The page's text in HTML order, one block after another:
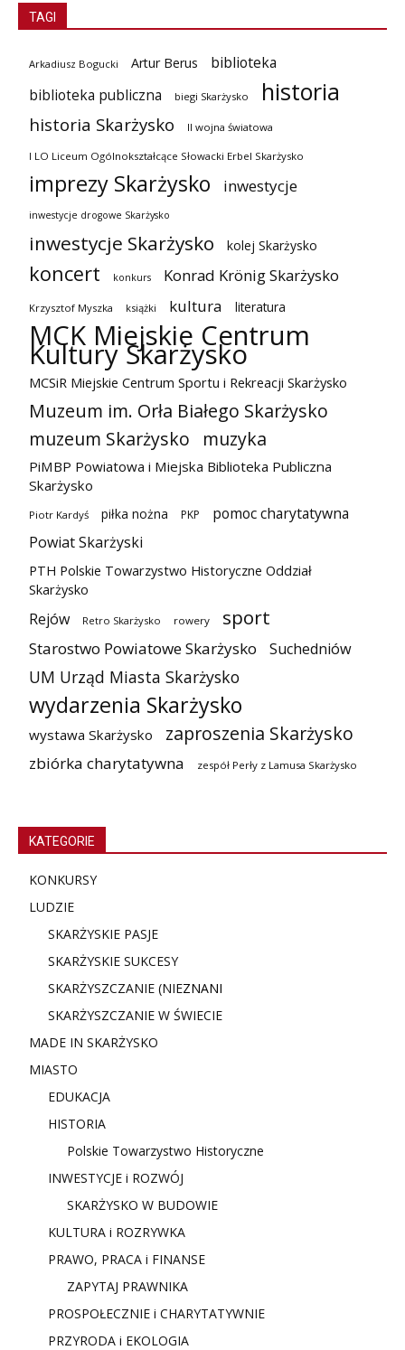
TAGI
Arkadiusz Bogucki Artur Berus
biblioteka
biblioteka publiczna
biegi Skarżysko historia
historia Skarżysko II wojna światowa
I LO Liceum Ogólnokształcące Słowacki Erbel Skarżysko
imprezy Skarżysko inwestycje
inwestycje drogowe Skarżysko
inwestycje Skarżysko kolej Skarżysko
koncert konkurs Konrad Krönig Skarżysko
Krzysztof Myszka książki kultura literatura
MCK Miejskie Centrum
Kultury Skarżysko
MCSiR Miejskie Centrum Sportu i Rekreacji Skarżysko
Muzeum im. Orła Białego Skarżysko
muzeum Skarżysko
muzyka
PiMBP Powiatowa i Miejska Biblioteka Publiczna
Skarżysko
Piotr Kardyś piłka nożna PKP
pomoc charytatywna
Powiat Skarżyski
PTH Polskie Towarzystwo Historyczne Oddział
Skarżysko
Rejów Retro Skarżysko rowery sport
Starostwo Powiatowe Skarżysko Suchedniów
UM Urząd Miasta Skarżysko
wydarzenia Skarżysko
wystawa Skarżysko zaproszenia Skarżysko
zbiórka charytatywna zespół Perły z Lamusa Skarżysko
KATEGORIE
KONKURSY
LUDZIE
SKARŻYSKIE PASJE
SKARŻYSKIE SUKCESY
SKARŻYSZCZANIE (NIEZNANI
SKARŻYSZCZANIE W ŚWIECIE
MADE IN SKARŻYSKO
MIASTO
EDUKACJA
HISTORIA
Polskie Towarzystwo Historyczne
INWESTYCJE i ROZWÓJ
SKARŻYSKO W BUDOWIE
KULTURA i ROZRYWKA
PRAWO, PRACA i FINANSE
ZAPYTAJ PRAWNIKA
PROSPOŁECZNIE i CHARYTATYWNIE
PRZYRODA i EKOLOGIA